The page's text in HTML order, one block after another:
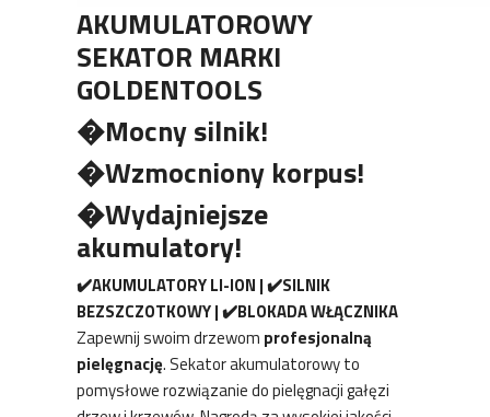
AKUMULATOROWY
SEKATOR MARKI
GOLDENTOOLS
�Mocny silnik!
�Wzmocniony korpus!
�Wydajniejsze
akumulatory!
✔️AKUMULATORY LI-ION |✔️SILNIK
BEZSZCZOTKOWY|✔️BLOKADA WŁĄCZNIKA
Zapewnij swoim drzewom profesjonalną
pielęgnację. Sekator akumulatorowy to
pomysłowe rozwiązanie do pielęgnacji gałęzi